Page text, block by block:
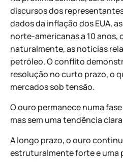
discursos dos
dados da inflação dos EUA,
norte-americanas a 10 anos,
naturalmente, as notícias
petróleo. O conflito
resolução no curto prazo, o
mercados sob tensão.
O ouro permanece numa
mas sem uma tendência
A longo prazo, o ouro
estruturalmente forte e uma